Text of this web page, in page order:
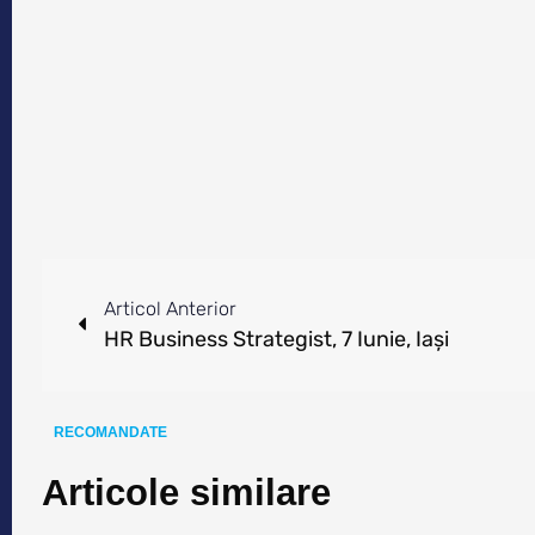
Articol Anterior
HR Business Strategist, 7 Iunie, Iași
RECOMANDATE
Articole similare